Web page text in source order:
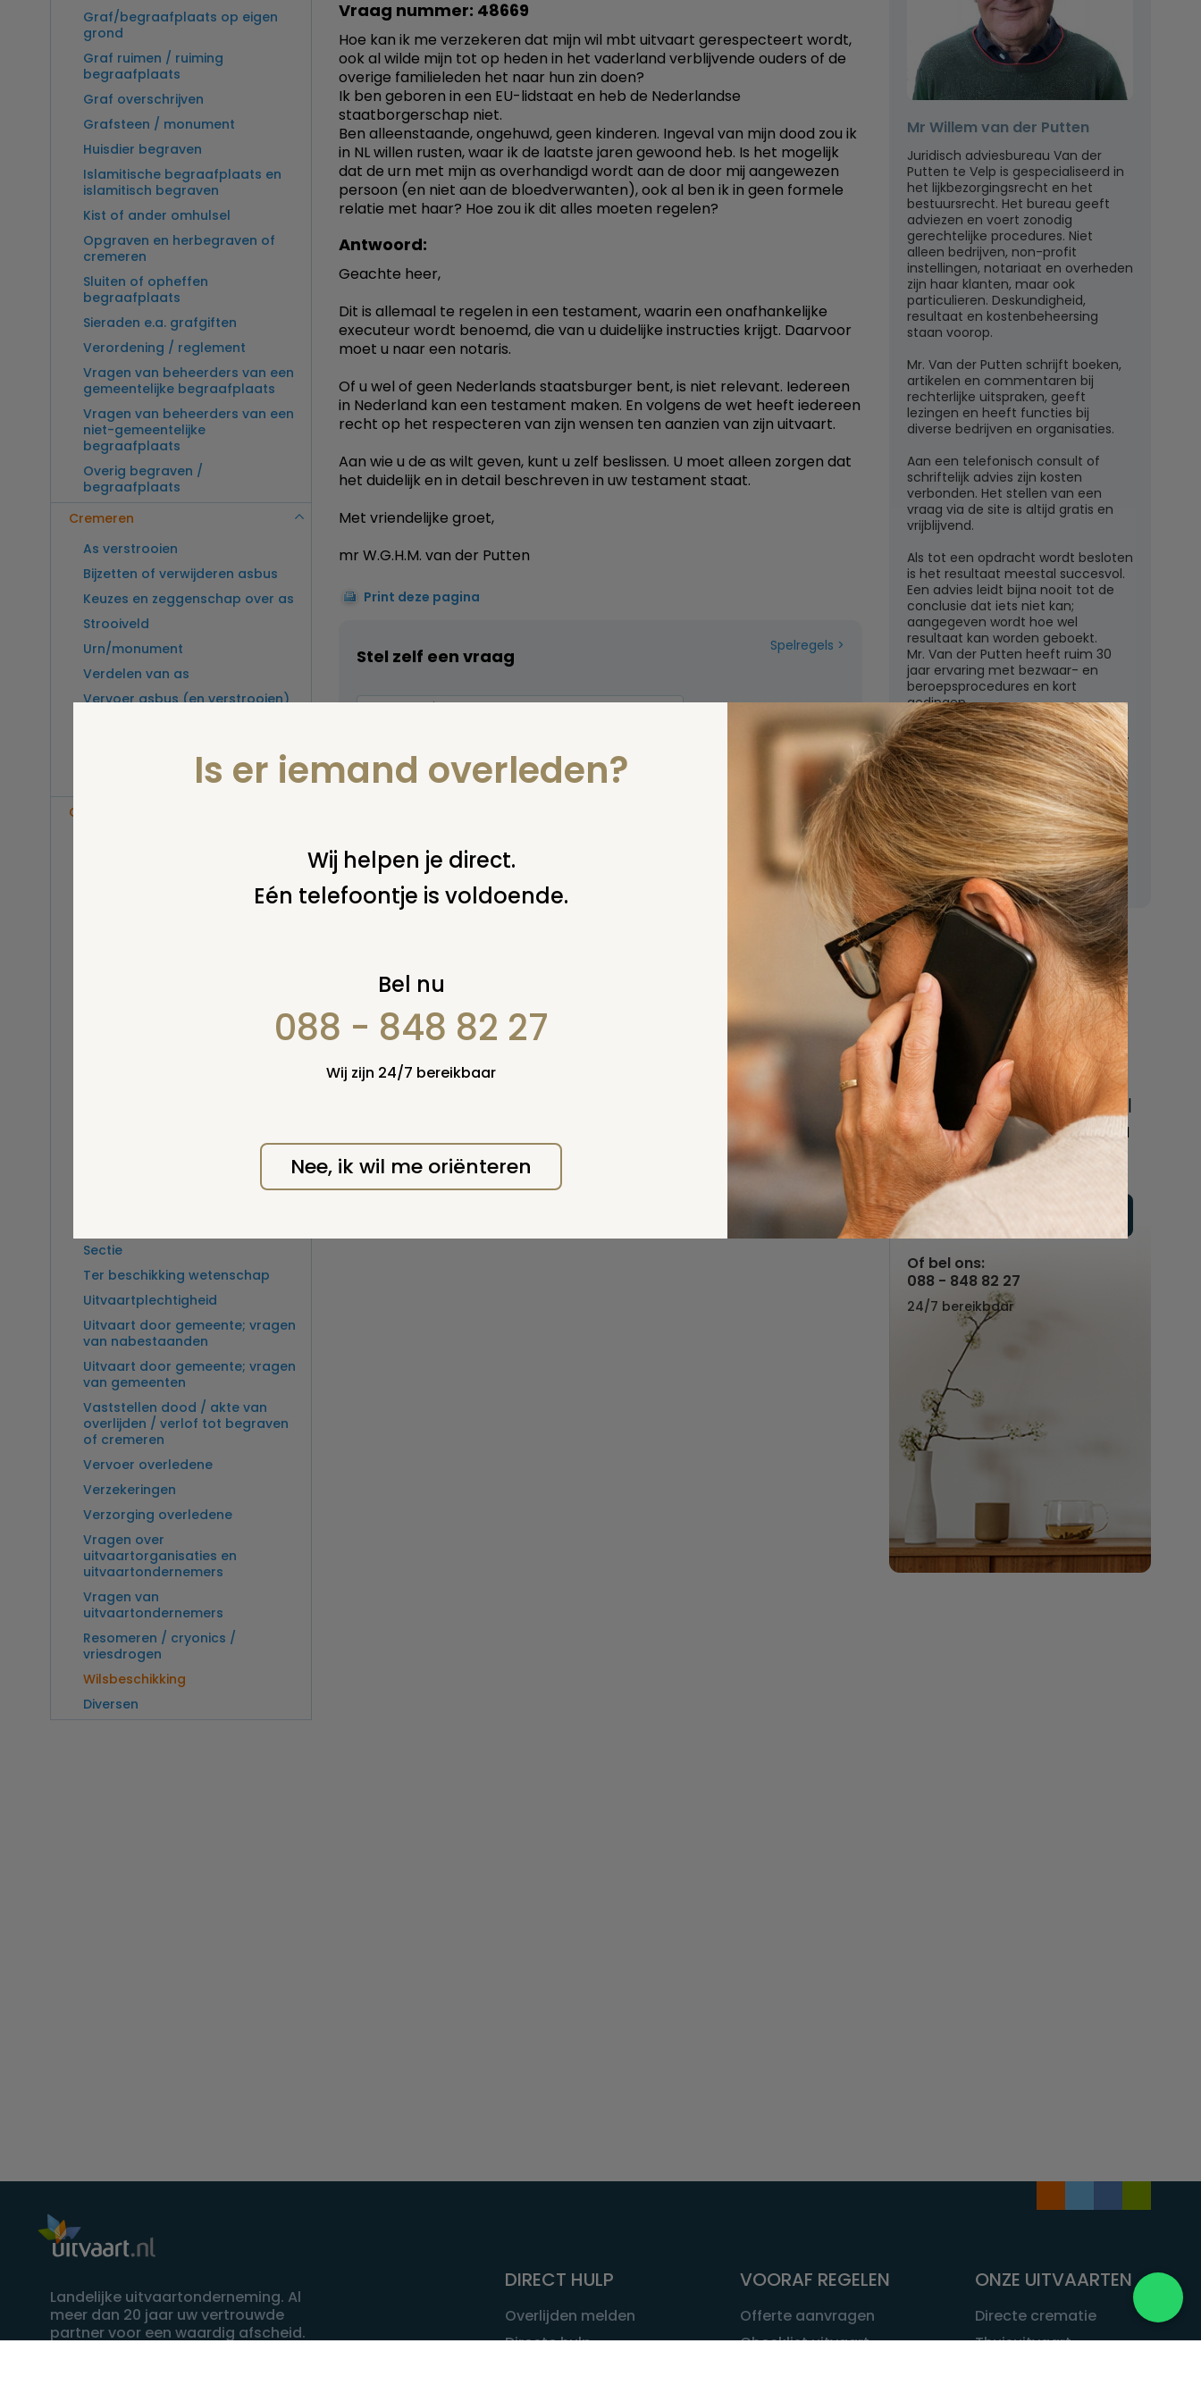
Graf/begraafplaats op eigen
grond
Graf ruimen / ruiming
begraafplaats
Graf overschrijven
Grafsteen / monument
Huisdier begraven
Islamitische begraafplaats en
islamitisch begraven
Kist of ander omhulsel
Opgraven en herbegraven of
cremeren
Sluiten of opheffen
begraafplaats
Sieraden e.a. grafgiften
Verordening / reglement
Vragen van beheerders van een
gemeentelijke begraafplaats
Vragen van beheerders van een
niet-gemeentelijke
begraafplaats
Overig begraven /
begraafplaats
Cremeren
As verstrooien
Bijzetten of verwijderen asbus
Keuzes en zeggenschap over as
Strooiveld
Urn/monument
Verdelen van as
Vervoer asbus (en verstrooien)
Overige
Sectie
Ter beschikking wetenschap
Uitvaartplechtigheid
Uitvaart door gemeente; vragen
van nabestaanden
Uitvaart door gemeente; vragen
van gemeenten
Vaststellen dood / akte van
overlijden / verlof tot begraven
of cremeren
Vervoer overledene
Verzekeringen
Verzorging overledene
Vragen over
uitvaartorganisaties en
uitvaartondernemers
Vragen van
uitvaartondernemers
Resomeren / cryonics /
vriesdrogen
Wilsbeschikking
Diversen
Vraag nummer: 48669
Hoe kan ik me verzekeren dat mijn wil mbt uitvaart gerespecteert wordt,
ook al wilde mijn tot op heden in het vaderland verblijvende ouders of de
overige familieleden het naar hun zin doen?
Ik ben geboren in een EU-lidstaat en heb de Nederlandse
staatborgerschap niet.
Ben alleenstaande, ongehuwd, geen kinderen. Ingeval van mijn dood zou ik
in NL willen rusten, waar ik de laatste jaren gewoond heb. Is het mogelijk
dat de urn met mijn as overhandigd wordt aan de door mij aangewezen
persoon (en niet aan de bloedverwanten), ook al ben ik in geen formele
relatie met haar? Hoe zou ik dit alles moeten regelen?
Antwoord:
Geachte heer,
Dit is allemaal te regelen in een testament, waarin een onafhankelijke
executeur wordt benoemd, die van u duidelijke instructies krijgt. Daarvoor
moet u naar een notaris.
Of u wel of geen Nederlands staatsburger bent, is niet relevant. Iedereen
in Nederland kan een testament maken. En volgens de wet heeft iedereen
recht op het respecteren van zijn wensen ten aanzien van zijn uitvaart.
Aan wie u de as wilt geven, kunt u zelf beslissen. U moet alleen zorgen dat
het duidelijk en in detail beschreven in uw testament staat.
Met vriendelijke groet,
mr W.G.H.M. van der Putten
Print deze pagina
Spelregels
Stel zelf een vraag
Mr Willem van der Putten
Juridisch adviesbureau Van der
Putten te Velp is gespecialiseerd in
het lijkbezorgingsrecht en het
bestuursrecht. Het bureau geeft
adviezen en voert zonodig
gerechtelijke procedures. Niet
alleen bedrijven, non-profit
instellingen, notariaat en overheden
zijn haar klanten, maar ook
particulieren. Deskundigheid,
resultaat en kostenbeheersing
staan voorop.
Mr. Van der Putten schrijft boeken,
artikelen en commentaren bij
rechterlijke uitspraken, geeft
lezingen en heeft functies bij
diverse bedrijven en organisaties.
Aan een telefonisch consult of
schriftelijk advies zijn kosten
verbonden. Het stellen van een
vraag via de site is altijd gratis en
vrijblijvend.
Als tot een opdracht wordt besloten
is het resultaat meestal succesvol.
Een advies leidt bijna nooit tot de
conclusie dat iets niet kan;
aangegeven wordt hoe wel
resultaat kan worden geboekt.
Mr. Van der Putten heeft ruim 30
jaar ervaring met bezwaar- en
beroepsprocedures en kort
gedingen.
Juridisch adviesbureau mr. W.G.H.M.
van der Putten c.s.
Zutphensestraatweg 7
6881 WN Velp (Gld)
E-mail:
mr.vanderputten@gmail.com
Nu
een uitvaart
regelen
Beschrijf uw wensen
online of bel ons geheel
vrijblijvend voor hulp na
een overlijden.
Vul hier uw wensen in
Of bel ons:
088 - 848 82 27
24/7 bereikbaar
Landelijke uitvaartonderneming. Al
meer dan 20 jaar uw vertrouwde
partner voor een waardig afscheid.
DIRECT HULP
Overlijden melden
Directe hulp
VOORAF REGELEN
Offerte aanvragen
Checklist uitvaart
ONZE UITVAARTEN
Directe crematie
Thuisuitvaart
Is er iemand overleden?
Wij helpen je direct.
Eén telefoontje is voldoende.
Bel nu
088 - 848 82 27
Wij zijn 24/7 bereikbaar
Nee, ik wil me oriënteren